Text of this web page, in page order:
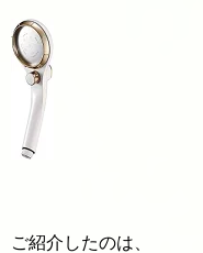
ご紹介したのは、